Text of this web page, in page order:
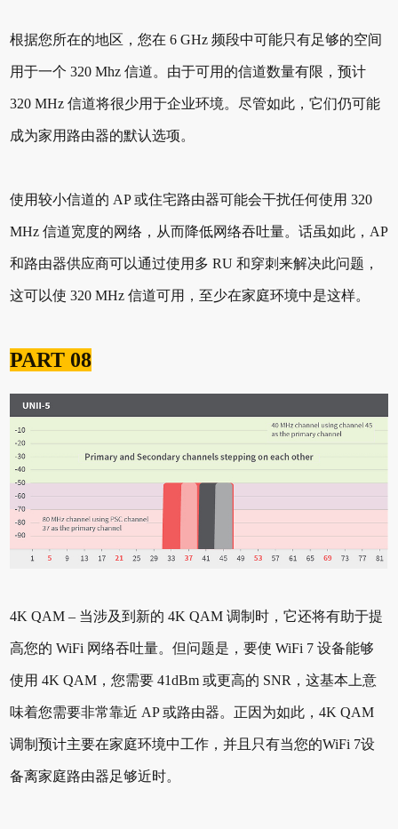
根据您所在的地区，您在 6 GHz 频段中可能只有足够的空间
用于一个 320 Mhz 信道。由于可用的信道数量有限，预计
320 MHz 信道将很少用于企业环境。尽管如此，它们仍可能
成为家用路由器的默认选项。
使用较小信道的 AP 或住宅路由器可能会干扰任何使用 320
MHz 信道宽度的网络，从而降低网络吞吐量。话虽如此，AP
和路由器供应商可以通过使用多 RU 和穿刺来解决此问题，
这可以使 320 MHz 信道可用，至少在家庭环境中是这样。
PART 08
4K QAM – 当涉及到新的 4K QAM 调制时，它还将有助于提
高您的 WiFi 网络吞吐量。但问题是，要使 WiFi 7 设备能够
使用 4K QAM，您需要 41dBm 或更高的 SNR，这基本上意
味着您需要非常靠近 AP 或路由器。正因为如此，4K QAM
调制预计主要在家庭环境中工作，并且只有当您的WiFi 7设
备离家庭路由器足够近时。